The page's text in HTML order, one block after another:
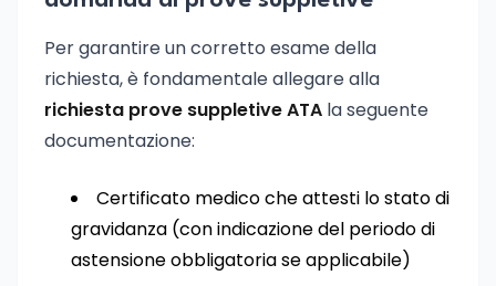
Per garantire un corretto esame della
richiesta, è fondamentale allegare alla
richiesta prove suppletive ATA la seguente
documentazione:
Certificato medico che attesti lo stato di
gravidanza (con indicazione del periodo di
astensione obbligatoria se applicabile)